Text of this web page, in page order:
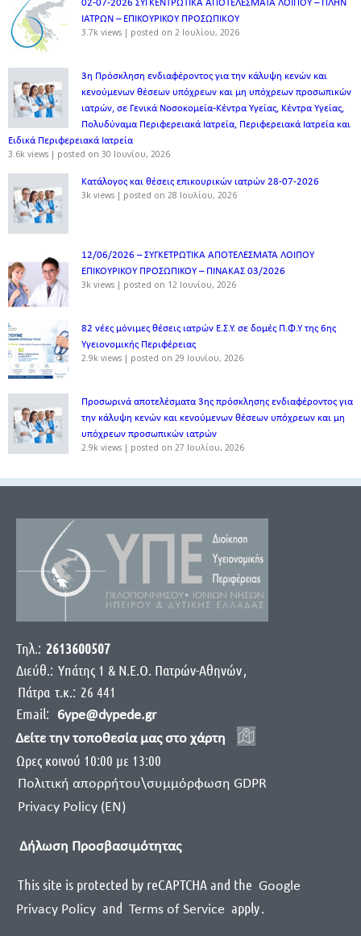
02-07-2026 ΣΥΓΚΕΝΤΡΩΤΙΚΑ ΑΠΟΤΕΛΕΣΜΑΤΑ ΛΟΙΠΟΥ – ΠΛΗΝ
ΙΑΤΡΩΝ – ΕΠΙΚΟΥΡΙΚΟΥ ΠΡΟΣΩΠΙΚOY
3.7k views | posted on 2 Ιουλίου, 2026
3η Πρόσκληση ενδιαφέροντος για την κάλυψη κενών και
κενούμενων θέσεων υπόχρεων και μη υπόχρεων προσωπικών
ιατρών, σε Γενικά Νοσοκομεία-Κέντρα Υγείας, Κέντρα Υγείας,
Πολυδύναμα Περιφερειακά Ιατρεία, Περιφερειακά Ιατρεία και
Ειδικά Περιφερειακά Ιατρεία
3.6k views | posted on 30 Ιουνίου, 2026
Κατάλογος και θέσεις επικουρικών ιατρών 28-07-2026
3k views | posted on 28 Ιουλίου, 2026
12/06/2026 – ΣΥΓΚΕΤΡΩΤΙΚΑ ΑΠΟΤΕΛΕΣΜΑΤΑ ΛΟΙΠΟΥ
ΕΠΙΚΟΥΡΙΚΟΥ ΠΡΟΣΩΠΙΚΟΥ – ΠΙΝΑΚΑΣ 03/2026
3k views | posted on 12 Ιουνίου, 2026
82 νέες μόνιμες θέσεις ιατρών Ε.Σ.Υ. σε δομές Π.Φ.Υ της 6ης
Υγειονομικής Περιφέρειας
2.9k views | posted on 29 Ιουνίου, 2026
Προσωρινά αποτελέσματα 3ης πρόσκλησης ενδιαφέροντος για
την κάλυψη κενών και κενούμενων θέσεων υπόχρεων και μη
υπόχρεων προσωπικών ιατρών
2.9k views | posted on 27 Ιουλίου, 2026
Τηλ.: 2613600507
Διεύθ.: Yπάτης 1 & Ν.Ε.Ο. Πατρών-Αθηνών,
Πάτρα τ.κ.: 26 441
Email:
6ype@dypede.gr
Δείτε την τοποθεσία μας στο χάρτη
Ωρες κοινού 10:00 με 13:00
Πολιτική απορρήτου\συμμόρφωση GDPR
Privacy Policy (EN)
Δήλωση Προσβασιμότητας
This site is protected by reCAPTCHA and the Google
Privacy Policy and Terms of Service apply.